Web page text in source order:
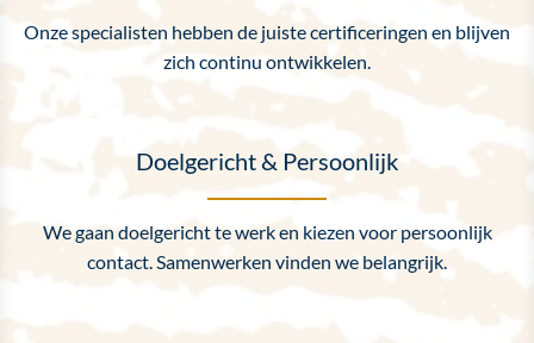
Onze specialisten hebben de juiste certificeringen en blijven
zich continu ontwikkelen.
Doelgericht & Persoonlijk
We gaan doelgericht te werk en kiezen voor persoonlijk
contact. Samenwerken vinden we belangrijk.